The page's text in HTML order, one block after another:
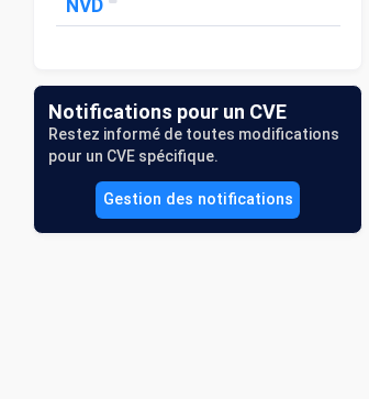
NVD
Notifications pour un CVE
Restez informé de toutes modifications
pour un CVE spécifique.
Gestion des notifications